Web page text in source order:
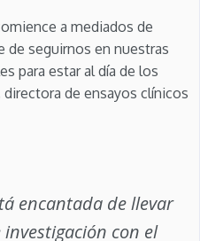
a mediados de
de seguirnos en nuestras
para estar al día de los
de ensayos clínicos
encantada de llevar
con el